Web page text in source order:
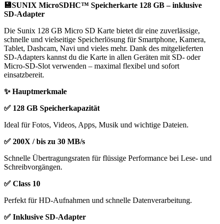
💾SUNIX MicroSDHC™ Speicherkarte 128 GB – inklusive
SD-Adapter
Die Sunix 128 GB Micro SD Karte bietet dir eine zuverlässige,
schnelle und vielseitige Speicherlösung für Smartphone, Kamera,
Tablet, Dashcam, Navi und vieles mehr. Dank des mitgelieferten
SD-Adapters kannst du die Karte in allen Geräten mit SD- oder
Micro-SD-Slot verwenden – maximal flexibel und sofort
einsatzbereit.
✨ Hauptmerkmale
✅ 128 GB Speicherkapazität
Ideal für Fotos, Videos, Apps, Musik und wichtige Dateien.
✅ 200X / bis zu 30 MB/s
Schnelle Übertragungsraten für flüssige Performance bei Lese- und
Schreibvorgängen.
✅ Class 10
Perfekt für HD-Aufnahmen und schnelle Datenverarbeitung.
✅ Inklusive SD-Adapter